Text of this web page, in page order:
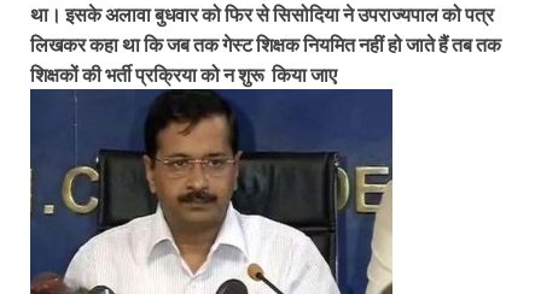
था। इसके अलावा बुधवार को फिर से सिसोदिया ने उपराज्यपाल को पत्र
लिखकर कहा था कि जब तक गेस्ट शिक्षक नियमित नहीं हो जाते हैं तब तक
शिक्षकों की भर्ती प्रक्रिया को न शुरू किया जाए